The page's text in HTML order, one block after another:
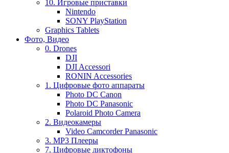
10. Игровые приставки
Nintendo
SONY PlayStation
Graphics Tablets
Фото, Видео
0. Drones
DJI
DJI Accessori
RONIN Accessories
1. Цифровые фото аппараты
Photo DC Canon
Photo DC Panasonic
Polaroid Photo Camera
2. Видеокамеры
Video Camcorder Panasonic
3. MP3 Плееры
7. Цифровые диктофоны